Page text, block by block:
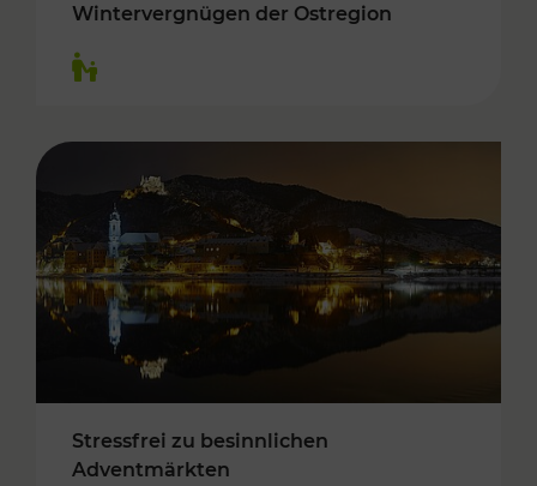
Wintervergnügen der Ostregion
Stressfrei zu besinnlichen
Adventmärkten